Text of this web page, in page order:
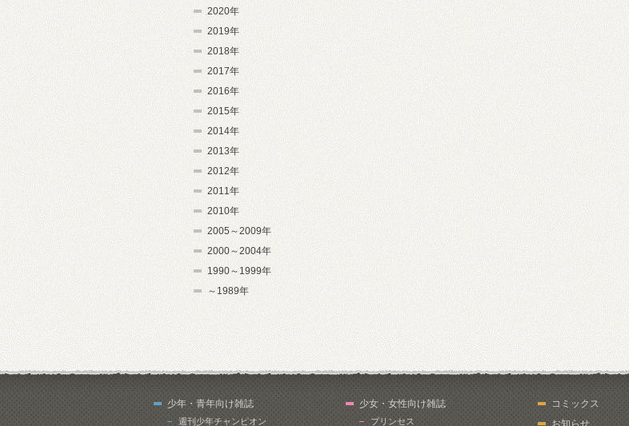
2020年
2019年
2018年
2017年
2016年
2015年
2014年
2013年
2012年
2011年
2010年
2005～2009年
2000～2004年
1990～1999年
～1989年
少年・青年向け雑誌
週刊少年チャンピオン
少女・女性向け雑誌
プリンセス
コミックス
お知らせ